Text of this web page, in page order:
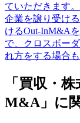
ていただきます
企業を譲り受け
けるOut-InM&A
で、クロスボー
れ方をする場合
「買収・
M&A」に